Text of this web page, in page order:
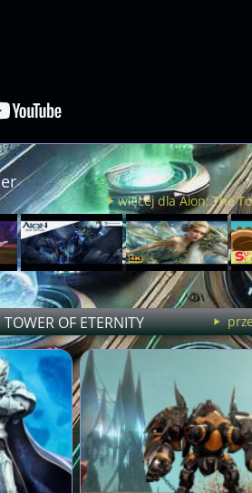
więcej dla Aion: The
OF ETERNITY